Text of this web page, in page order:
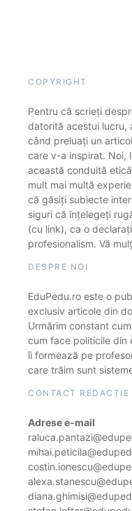
COPYRIGHT
Pentru că scrieți
datorită acestui lucru,
când preluați un
care v-a inspirat. Noi,
această conduită
mult mai multă
că găsiți subiecte
siguri că înțelegeți
(cu link), ca o
profesionalism. Vă
DESPRE NOI
EduPedu.ro este o
exclusiv articole din
Urmărim constant
cum face politicile din
îi formează pe
care trăim sunt
CONTACT REDACȚIE
Adrese e-mail